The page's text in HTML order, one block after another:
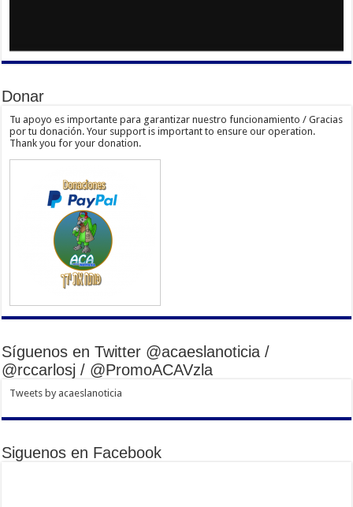
Donar
Tu apoyo es importante para garantizar nuestro funcionamiento / Gracias
por tu donación. Your support is important to ensure our operation.
Thank you for your donation.
Síguenos en Twitter @acaeslanoticia /
@rccarlosj / @PromoACAVzla
Tweets by acaeslanoticia
Siguenos en Facebook